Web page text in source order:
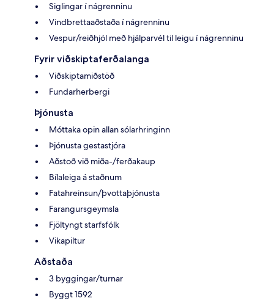
Siglingar í nágrenninu
Vindbrettaaðstaða í nágrenninu
Vespur/reiðhjól með hjálparvél til leigu í nágrenninu
Fyrir viðskiptaferðalanga
Viðskiptamiðstöð
Fundarherbergi
Þjónusta
Móttaka opin allan sólarhringinn
Þjónusta gestastjóra
Aðstoð við miða-/ferðakaup
Bílaleiga á staðnum
Fatahreinsun/þvottaþjónusta
Farangursgeymsla
Fjöltyngt starfsfólk
Vikapiltur
Aðstaða
3 byggingar/turnar
Byggt 1592